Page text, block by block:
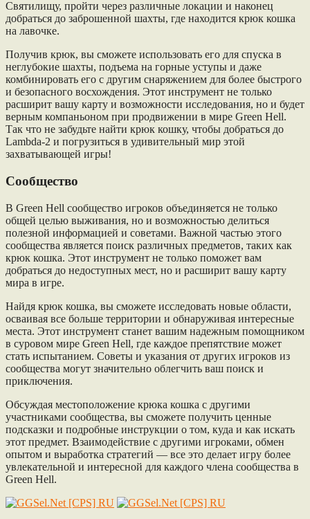
Святилищу, пройти через различные локации и наконец
добраться до заброшенной шахты, где находится крюк кошка
на лавочке.
Получив крюк, вы сможете использовать его для спуска в
неглубокие шахты, подъема на горные уступы и даже
комбинировать его с другим снаряжением для более быстрого
и безопасного восхождения. Этот инструмент не только
расширит вашу карту и возможности исследования, но и будет
верным компаньоном при продвижении в мире Green Hell.
Так что не забудьте найти крюк кошку, чтобы добраться до
Lambda-2 и погрузиться в удивительный мир этой
захватывающей игры!
Сообщество
В Green Hell сообщество игроков объединяется не только
общей целью выживания, но и возможностью делиться
полезной информацией и советами. Важной частью этого
сообщества является поиск различных предметов, таких как
крюк кошка. Этот инструмент не только поможет вам
добраться до недоступных мест, но и расширит вашу карту
мира в игре.
Найдя крюк кошка, вы сможете исследовать новые области,
осваивая все больше территории и обнаруживая интересные
места. Этот инструмент станет вашим надежным помощником
в суровом мире Green Hell, где каждое препятствие может
стать испытанием. Советы и указания от других игроков из
сообщества могут значительно облегчить ваш поиск и
приключения.
Обсуждая местоположение крюка кошка с другими
участниками сообщества, вы сможете получить ценные
подсказки и подробные инструкции о том, куда и как искать
этот предмет. Взаимодействие с другими игроками, обмен
опытом и выработка стратегий — все это делает игру более
увлекательной и интересной для каждого члена сообщества в
Green Hell.